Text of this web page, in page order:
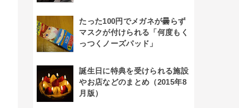
たった100円でメガネが曇らず
マスクが付けられる「何度もく
っつくノーズパッド」
誕生日に特典を受けられる施設
やお店などのまとめ（2015年8
月版）